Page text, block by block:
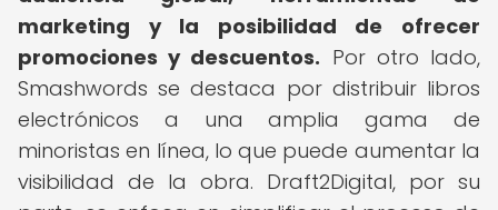
marketing y la posibilidad de ofrecer
promociones y descuentos. Por otro lado,
Smashwords se destaca por distribuir libros
electrónicos a una amplia gama de
minoristas en línea, lo que puede aumentar la
visibilidad de la obra. Draft2Digital, por su